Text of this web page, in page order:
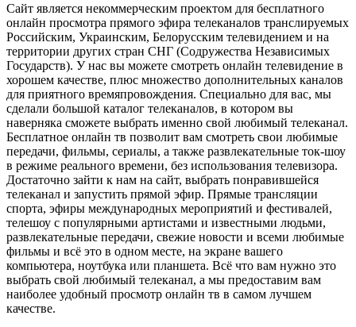
Сайт является некоммерческим проектом для бесплатного
онлайн просмотра прямого эфира телеканалов транслируемых
Российским, Украинским, Белорусским телевидением и на
территории других стран СНГ (Содружества Независимых
Государств). У нас вы можете смотреть онлайн телевидение в
хорошем качестве, плюс множество дополнительных каналов
для приятного времяпровождения. Специально для вас, мы
сделали большой каталог телеканалов, в котором вы
наверняка сможете выбрать именно свой любимый телеканал.
Бесплатное онлайн тв позволит вам смотреть свои любимые
передачи, фильмы, сериалы, а также развлекательные ток-шоу
в режиме реального времени, без использования телевизора.
Достаточно зайти к нам на сайт, выбрать понравившейся
телеканал и запустить прямой эфир. Прямые трансляции
спорта, эфиры международных мероприятий и фестивалей,
телешоу с популярными артистами и известными людьми,
развлекательные передачи, свежие новости и всеми любимые
фильмы и всё это в одном месте, на экране вашего
компьютера, ноутбука или планшета. Всё что вам нужно это
выбрать свой любимый телеканал, а мы предоставим вам
наиболее удобный просмотр онлайн тв в самом лучшем
качестве.